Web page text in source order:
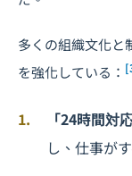
多くの組織文化と
を強化している：
「24時間対
し、仕事が